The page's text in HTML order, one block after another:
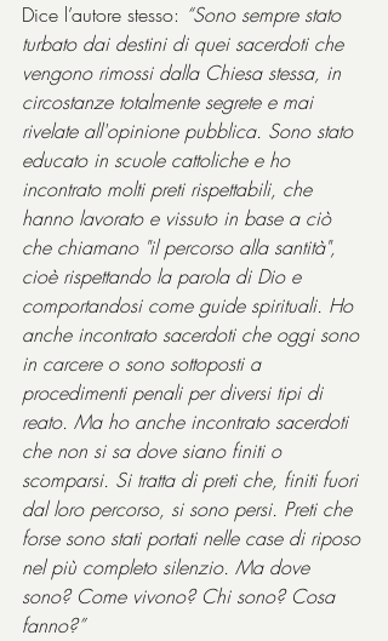
Dice l’autore stesso: “Sono sempre stato
turbato dai destini di quei sacerdoti che
vengono rimossi dalla Chiesa stessa, in
circostanze totalmente segrete e mai
rivelate all'opinione pubblica. Sono stato
educato in scuole cattoliche e ho
incontrato molti preti rispettabili, che
hanno lavorato e vissuto in base a ciò
che chiamano "il percorso alla santità",
cioè rispettando la parola di Dio e
comportandosi come guide spirituali. Ho
anche incontrato sacerdoti che oggi sono
in carcere o sono sottoposti a
procedimenti penali per diversi tipi di
reato. Ma ho anche incontrato sacerdoti
che non si sa dove siano finiti o
scomparsi. Si tratta di preti che, finiti fuori
dal loro percorso, si sono persi. Preti che
forse sono stati portati nelle case di riposo
nel più completo silenzio. Ma dove
sono? Come vivono? Chi sono? Cosa
fanno?”